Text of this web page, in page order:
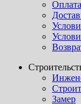
Замер